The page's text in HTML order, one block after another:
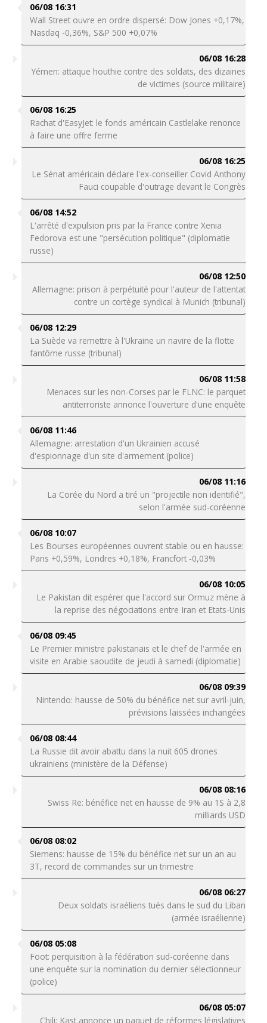
06/08 16:31
Wall Street ouvre en ordre dispersé: Dow Jones +0,17%,
Nasdaq -0,36%, S&P 500 +0,07%
06/08 16:28
Yémen: attaque houthie contre des soldats, des dizaines
de victimes (source militaire)
06/08 16:25
Rachat d'EasyJet: le fonds américain Castlelake renonce
à faire une offre ferme
06/08 16:25
Le Sénat américain déclare l'ex-conseiller Covid Anthony
Fauci coupable d'outrage devant le Congrès
06/08 14:52
L'arrêté d'expulsion pris par la France contre Xenia
Fedorova est une "persécution politique" (diplomatie
russe)
06/08 12:50
Allemagne: prison à perpétuité pour l'auteur de l'attentat
contre un cortège syndical à Munich (tribunal)
06/08 12:29
La Suède va remettre à l'Ukraine un navire de la flotte
fantôme russe (tribunal)
06/08 11:58
Menaces sur les non-Corses par le FLNC: le parquet
antiterroriste annonce l'ouverture d'une enquête
06/08 11:46
Allemagne: arrestation d'un Ukrainien accusé
d'espionnage d'un site d'armement (police)
06/08 11:16
La Corée du Nord a tiré un "projectile non identifié",
selon l'armée sud-coréenne
06/08 10:07
Les Bourses européennes ouvrent stable ou en hausse:
Paris +0,59%, Londres +0,18%, Francfort -0,03%
06/08 10:05
Le Pakistan dit espérer que l'accord sur Ormuz mène à
la reprise des négociations entre Iran et Etats-Unis
06/08 09:45
Le Premier ministre pakistanais et le chef de l'armée en
visite en Arabie saoudite de jeudi à samedi (diplomatie)
06/08 09:39
Nintendo: hausse de 50% du bénéfice net sur avril-juin,
prévisions laissées inchangées
06/08 08:44
La Russie dit avoir abattu dans la nuit 605 drones
ukrainiens (ministère de la Défense)
06/08 08:16
Swiss Re: bénéfice net en hausse de 9% au 1S à 2,8
milliards USD
06/08 08:02
Siemens: hausse de 15% du bénéfice net sur un an au
3T, record de commandes sur un trimestre
06/08 06:27
Deux soldats israéliens tués dans le sud du Liban
(armée israélienne)
06/08 05:08
Foot: perquisition à la fédération sud-coréenne dans
une enquête sur la nomination du dernier sélectionneur
(police)
06/08 05:07
Chili: Kast annonce un paquet de réformes législatives